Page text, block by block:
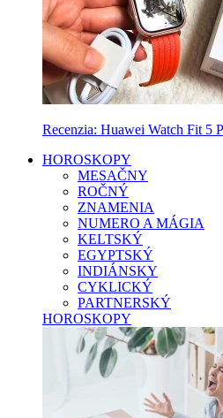
Recenzia: Huawei Watch Fit 5
HOROSKOPY
MESAČNY
ROČNÝ
ZNAMENIA
NUMERO A MÁGIA
KELTSKÝ
EGYPTSKÝ
INDIÁNSKY
CYKLICKÝ
PARTNERSKÝ
HOROSKOPY